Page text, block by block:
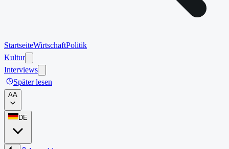
StartseiteWirtschaftPolitik
Kultur
Interviews
Später lesen
AA
DE